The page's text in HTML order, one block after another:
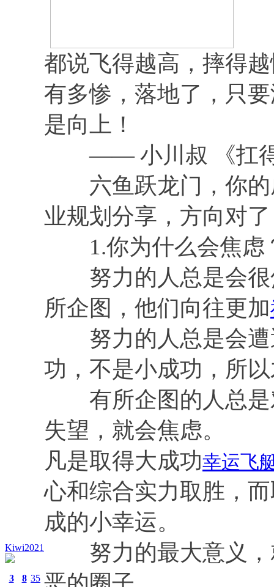
Kiwi2021
3 8 35
都说飞得越高，摔得
有多惨，落地了，只
是向上！
—— 小川叔 《扛得
六鱼跃龙门，你的
业规划分享，方向对
1.你为什么会焦虑
努力的人总是会很
所企图，他们向往更加
努力的人总是会遭
功，不是小成功，所
有所企图的人总是
失望，就会焦虑。
凡是取得大成功幸运飞
心和综合实力取胜，
成的小幸运。
努力的最大意义，